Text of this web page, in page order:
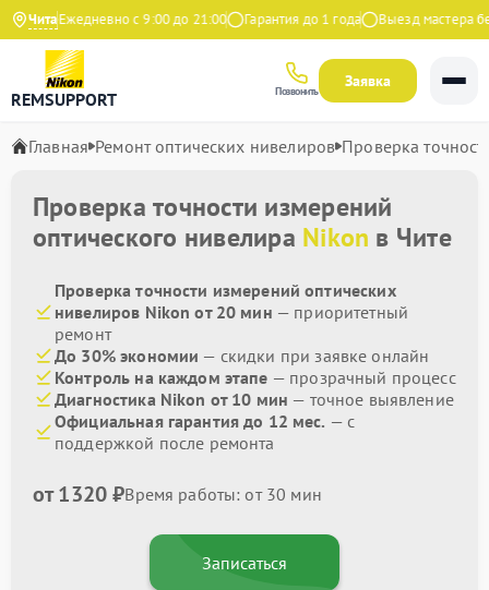
Чита
Ежедневно с 9:00 до 21:00 Гарантия до 1 года Выезд мастера
REMSUPPORT Позвонить
Заявка
Главная Ремонт оптических нивелиров Проверка
Проверка точности измерений
оптического нивелира Nikon в Чите
Проверка точности измерений оптических
нивелиров Nikon от 20 мин — приоритетный
ремонт
До 30% экономии — скидки при заявке онлайн
Контроль на каждом этапе — прозрачный процесс
Диагностика Nikon от 10 мин — точное выявление
Официальная гарантия до 12 мес. — с
поддержкой после ремонта
от 1320 ₽Время работы: от 30 мин
Записаться